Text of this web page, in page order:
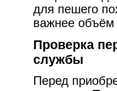
для пешего
важнее
Проверка
службы
Перед